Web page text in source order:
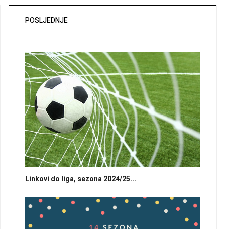
POSLJEDNJE
Linkovi do liga, sezona 2024/25...